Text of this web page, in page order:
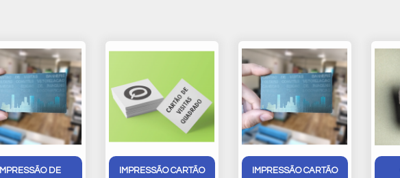
IMPRESSÃO DE
IMPRESSÃO CARTÃO
IMPRESSÃO CARTÃO